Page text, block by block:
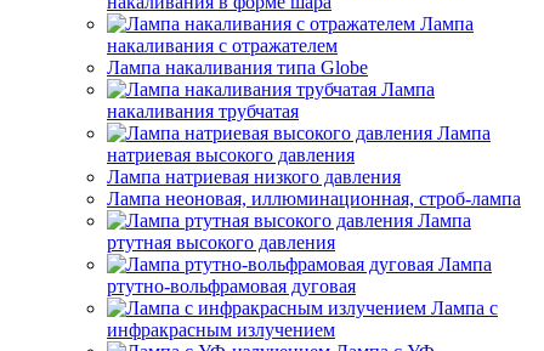
Лампа
накаливания с отражателем
Лампа накаливания типа Globe
Лампа
накаливания трубчатая
Лампа
натриевая высокого давления
Лампа натриевая низкого давления
Лампа неоновая, иллюминационная, строб-лампа
Лампа
ртутная высокого давления
Лампа
ртутно-вольфрамовая дуговая
Лампа с
инфракрасным излучением